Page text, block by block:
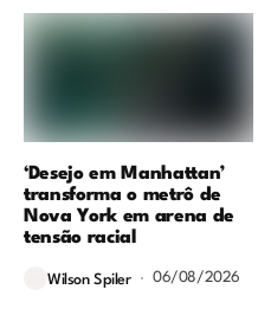
‘Desejo em Manhattan’
transforma o metrô de
Nova York em arena de
tensão racial
Wilson Spiler 06/08/2026